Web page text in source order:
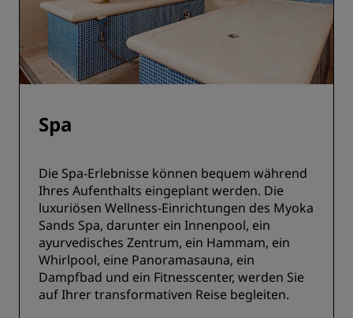
Spa
Die Spa-Erlebnisse können bequem während
Ihres Aufenthalts eingeplant werden. Die
luxuriösen Wellness-Einrichtungen des Myoka
Sands Spa, darunter ein Innenpool, ein
ayurvedisches Zentrum, ein Hammam, ein
Whirlpool, eine Panoramasauna, ein
Dampfbad und ein Fitnesscenter, werden Sie
auf Ihrer transformativen Reise begleiten.